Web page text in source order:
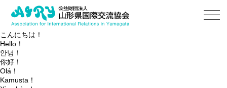
こんにちは！
Hello！
안녕！
你好！
Olá！
Kamusta！